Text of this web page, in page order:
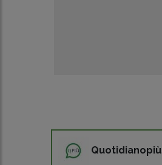
Quotidianopiù